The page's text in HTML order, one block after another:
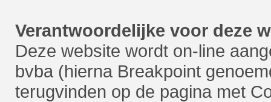
Verantwoordelijke voor deze
Deze website wordt on-line
bvba (hierna Breakpoint
terugvinden op de pagina met